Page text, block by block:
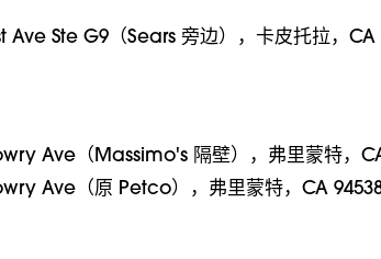
Ave Ste G9（Sears 旁边），卡皮托拉，CA
Ave（Massimo's 隔壁），弗里蒙特，
Ave（原 Petco），弗里蒙特，CA